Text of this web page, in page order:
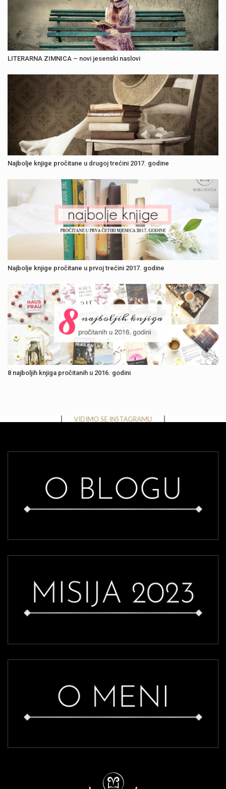
LITERARNA ZIMNICA – novi jesenski naslovi
Najbolje knjige pročitane u drugoj trećini 2017. godine
Najbolje knjige pročitane u prvoj trećini 2017. godine
8 najboljih knjiga pročitanih u 2016. godini
VIDIMO SE INSTAGRAMU
Instagram has returned invalid data.